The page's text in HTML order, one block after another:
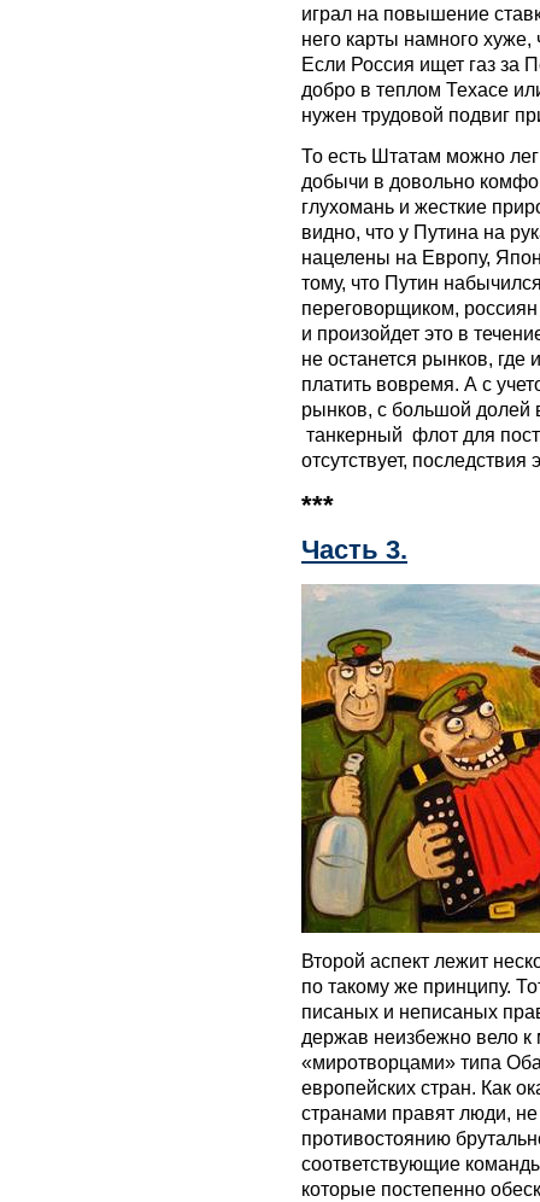
играл на повышение
него карты намного
Если Россия ищет газ за
добро в теплом Техасе
нужен трудовой подвиг
То есть Штатам можно
добычи в довольно
глухомань и жесткие
видно, что у Путина на
нацелены на Европу,
тому, что Путин
переговорщиком,
и произойдет это в
не останется рынков, где
платить вовремя. А с
рынков, с большой долей
танкерный флот для
отсутствует,
***
Часть 3.
Второй аспект лежит
по такому же принципу.
писаных и неписаных
держав неизбежно вело
«миротворцами» типа
европейских стран. Как
странами правят люди,
противостоянию
соответствующие
которые постепенно